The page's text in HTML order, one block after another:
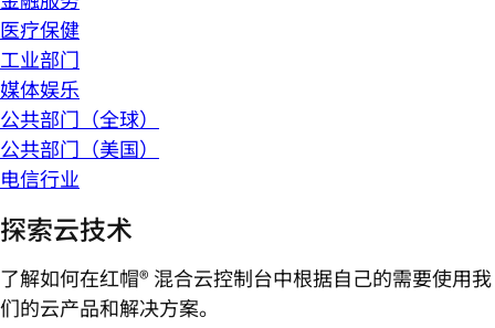
医疗保健
工业部门
媒体娱乐
公共部门（全球）
公共部门（美国）
电信行业
探索云技术
了解如何在红帽® 混合云控制台中根据自己的需要使用我
们的云产品和解决方案。